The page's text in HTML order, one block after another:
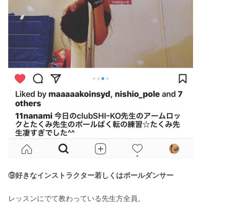
⑨好きなインストラクター若しくはポールダンサー
レッスンにでて教わっている先生方全員。